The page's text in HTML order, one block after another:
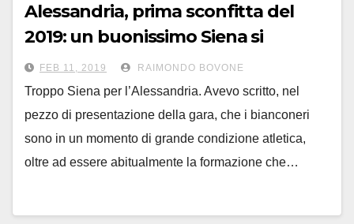
Alessandria, prima sconfitta del
2019: un buonissimo Siena si
impone 3-1
FEB 11, 2019 RAIMONDO BOVONE
Troppo Siena per l’Alessandria. Avevo scritto, nel
pezzo di presentazione della gara, che i bianconeri
sono in un momento di grande condizione atletica,
oltre ad essere abitualmente la formazione che…